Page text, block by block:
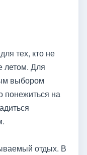
тех, кто не
летом. Для
выбором
понежиться на
отдых. В